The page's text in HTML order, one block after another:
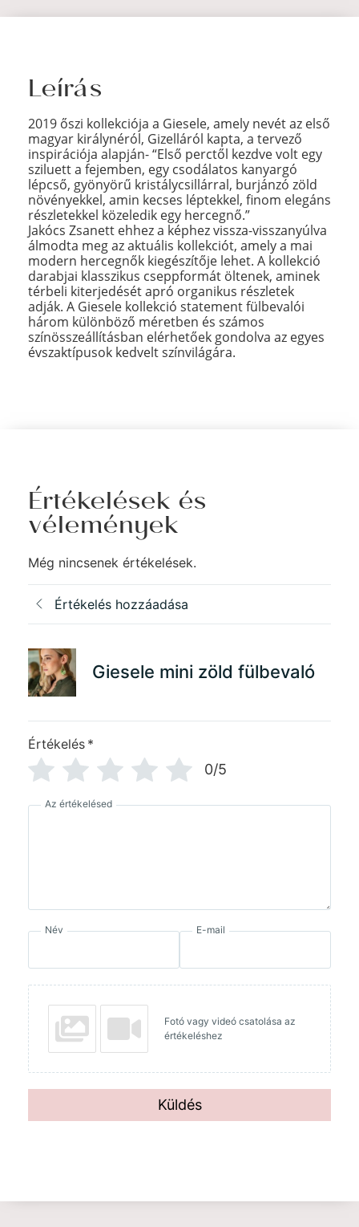
Leírás
2019 őszi kollekciója a Giesele, amely nevét az első
magyar királynéról, Gizelláról kapta, a tervező
inspirációja alapján- “Első perctől kezdve volt egy
sziluett a fejemben, egy csodálatos kanyargó
lépcső, gyönyörű kristálycsillárral, burjánzó zöld
növényekkel, amin kecses léptekkel, finom elegáns
részletekkel közeledik egy hercegnő.”
Jakócs Zsanett ehhez a képhez vissza-visszanyúlva
álmodta meg az aktuális kollekciót, amely a mai
modern hercegnők kiegészítője lehet. A kollekció
darabjai klasszikus cseppformát öltenek, aminek
térbeli kiterjedését apró organikus részletek
adják. A Giesele kollekció statement fülbevalói
három különböző méretben és számos
színösszeállításban elérhetőek gondolva az egyes
évszaktípusok kedvelt színvilágára.
Értékelések és
vélemények
Még nincsenek értékelések.
Értékelés hozzáadása
Giesele mini zöld fülbevaló
Értékelés *
0/5
Az értékelésed
Név E-mail
Fotó vagy videó csatolása az
értékeléshez
Küldés